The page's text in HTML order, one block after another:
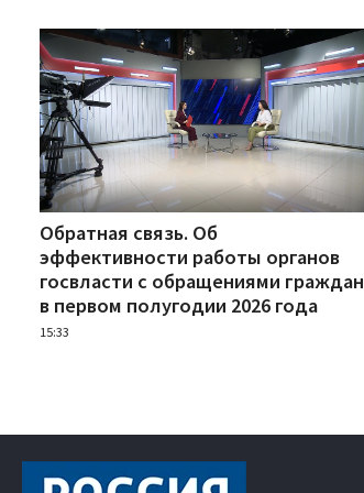
Обратная связь. Об
эффективности работы органов
госвласти с обращениями граждан
в первом полугодии 2026 года
15:33